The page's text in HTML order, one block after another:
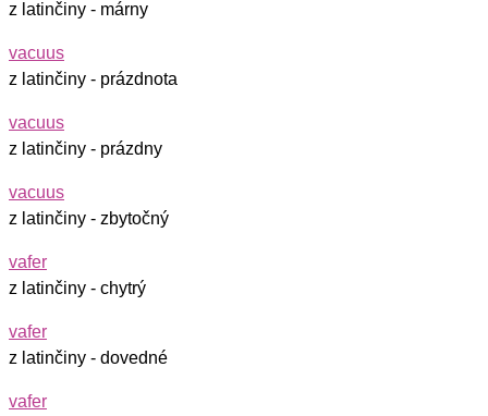
z latinčiny - márny
vacuus
z latinčiny - prázdnota
vacuus
z latinčiny - prázdny
vacuus
z latinčiny - zbytočný
vafer
z latinčiny - chytrý
vafer
z latinčiny - dovedné
vafer